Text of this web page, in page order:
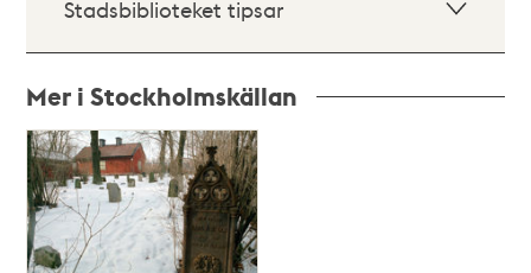
Stadsbiblioteket tipsar
Mer i Stockholmskällan
Relaterade
poster
och
teman